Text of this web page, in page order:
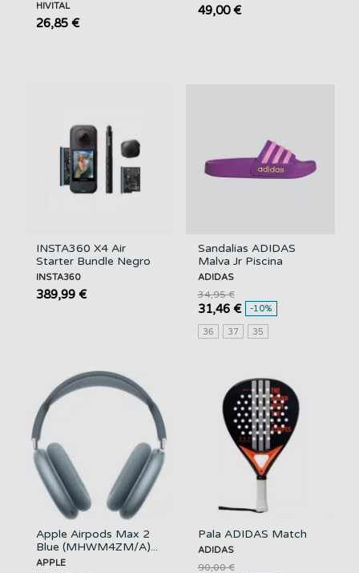
HIVITAL
26,85 €
49,00 €
INSTA360 X4 Air
Starter Bundle Negro
INSTA360
389,99 €
Sandalias ADIDAS
Malva Jr Piscina
ADIDAS
31,46 €
34,95 €
-10%
36 37 35
Apple Airpods Max 2
Blue (MHWM4ZM/A)...
APPLE
Pala ADIDAS Match
ADIDAS
90,00 €